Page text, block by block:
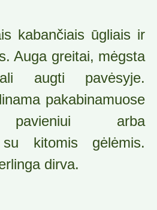
kabančiais ūgliais ir
Auga greitai, mėgsta
augti pavėsyje.
pakabinamuose
pavieniui arba
su kitomis gėlėmis.
dirva.